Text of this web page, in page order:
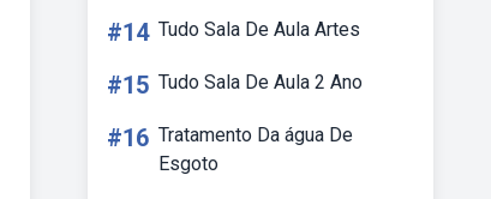
#14 Tudo Sala De Aula Artes
#15 Tudo Sala De Aula 2 Ano
#16 Tratamento Da água De
Esgoto